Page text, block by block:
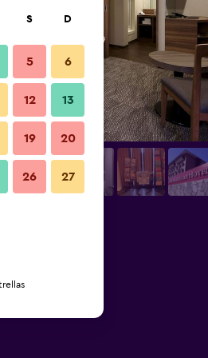
S D
5 6
12 13
19 20
26 27